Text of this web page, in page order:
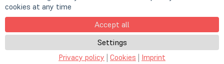
cookies at any time
Accept all
Settings
Privacy policy | Cookies | Imprint